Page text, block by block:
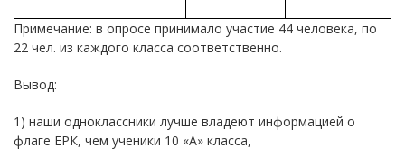
Примечание: в опросе принимало участие 44 человека, по
22 чел. из каждого класса соответственно.
Вывод:
1) наши одноклассники лучше владеют информацией о
флаге ЕРК, чем ученики 10 «А» класса,